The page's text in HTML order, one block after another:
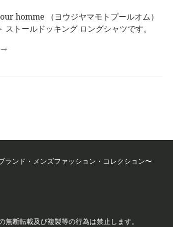
homme （ヨウジヤマモトプールオム）
ストールドッキング ロングシャツです。
→
ランド・メンズファッション・コレクション〜
断転載及び複製等の行為は禁止します。